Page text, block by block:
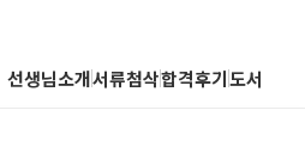
선생님소개서류첨삭합격후기도서